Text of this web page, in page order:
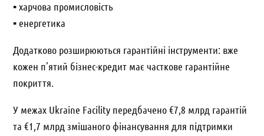
▪️ харчова промисловість
▪️ енергетика
Додатково розширюються гарантійні інструменти: вже
кожен п’ятий бізнес-кредит має часткове гарантійне
покриття.
У межах Ukraine Facility передбачено €7,8 млрд гарантій
та €1,7 млрд змішаного фінансування для підтримки